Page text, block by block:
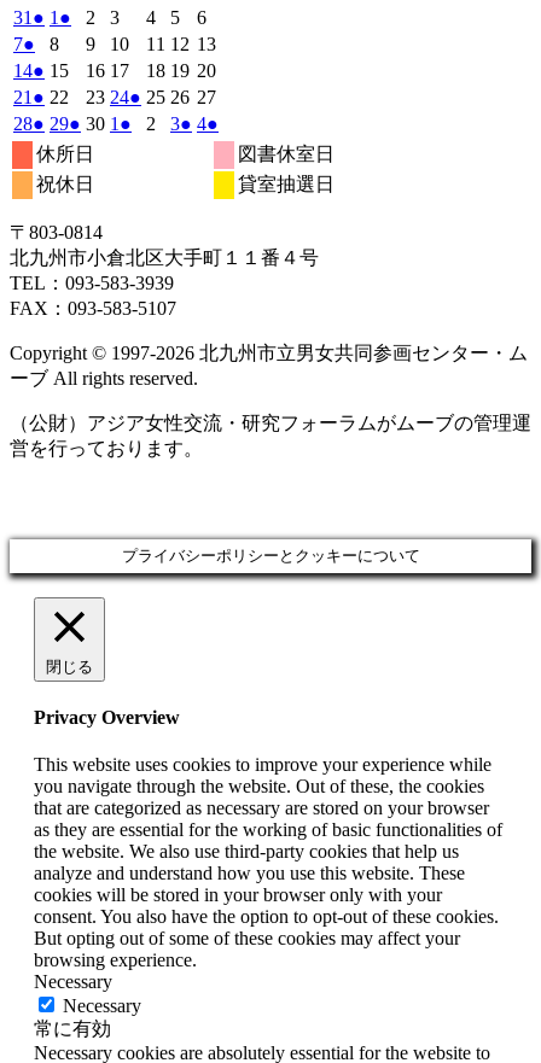
曜
日
曜
日
曜
日
曜
日
曜
日
曜
日
31 2025
年
3
月
31
日
● (1
件
の
イ
ベ
ン
ト)
1 2025
4
月
1
日
●
件
の
イ
ベ
ン
ト)
2 2025
年
4
月
2
日
32025
年
4
月
3
日
42025
年
4
月
4
日
52025
年
4
月
5
日
62025
年
4
月
6
日
72025
年
4
月
7
日
●
件
の
イ
ベ
ン
ト)
82025
年
4
月
8
日
92025
年
4
月
9
102025
年
4
月
10
11 2025
年
4
月
11
12 2025
年
月
12
132025
年
4
13
142025
年
4
月
14
日
● (1
件
の
イ
ベ
ン
152025
4
月
15
日
162025
年
4
月
172025
年
月
182025
年
4
月
192025
年
月
202025
年
月
21 2025
年
4
月
21
● (1
件
の
イ
ベ
ト)
22 2025
年
4
月
22
232025
年
242025
年
● (1
件
ト)
252025
年
262025
年
272025
年
4
月
282025
年
4
月
日
● (1
件
の
イ
ベ
ン
ト)
292025
年
4
月
日
● (1
件
の
イ
ベ
ン
ト)
302025
1 2025
●
ン
ト)
2 2025
32025
● (1
ン
ト)
42025
年
5
●
件
の
イ
ン
ト)
休所日
図書休室日
祝休日
貸室抽選日
〒803‐0814
北九州市小倉北区大手町１１番４号
TEL：093‐583‐3939
FAX：093‐583‐5107
Copyright © 1997‐2026 北九州市立男女共同参画センター・ム
ーブ All rights reserved.
（公財）アジア女性交流・研究フォーラムがムーブの管理運
営を行っております。
プライバシーポリシーとクッキーについて
閉じる
Privacy Overview
This website uses cookies to improve your experience while
you navigate through the website. Out of these, the cookies
that are categorized as necessary are stored on your browser
as they are essential for the working of basic functionalities of
the website. We also use third-party cookies that help us
analyze and understand how you use this website. These
cookies will be stored in your browser only with your
consent. You also have the option to opt-out of these cookies.
But opting out of some of these cookies may affect your
browsing experience.
Necessary
Necessary
常に有効
Necessary cookies are absolutely essential for the website to